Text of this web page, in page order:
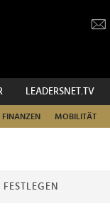
LEADERSNET.TV
FINANZEN MOBILITÄT